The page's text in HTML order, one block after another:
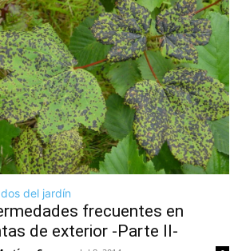
del jardín
frecuentes en
de exterior -Parte II-